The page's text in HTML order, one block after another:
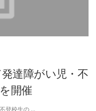
達障がい児・不
開催